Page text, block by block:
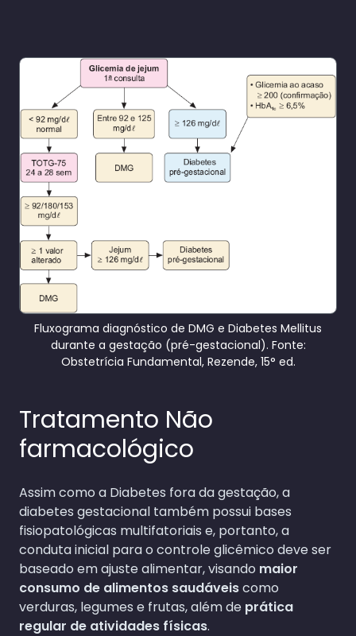
Fluxograma diagnóstico de DMG e Diabetes Mellitus
durante a gestação (pré-gestacional). Fonte:
Obstetrícia Fundamental, Rezende, 15° ed.
Tratamento Não
farmacológico
Assim como a Diabetes fora da gestação, a
diabetes gestacional também possui bases
fisiopatológicas multifatoriais e, portanto, a
conduta inicial para o controle glicêmico deve ser
baseado em ajuste alimentar, visando maior
consumo de alimentos saudáveiscomo
verduras, legumes e frutas, além de prática
regular de atividades físicas.